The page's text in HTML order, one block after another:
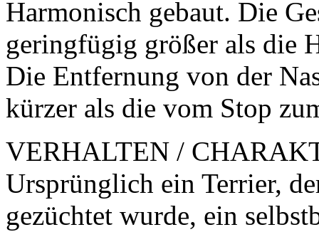
Harmonisch gebaut. Die
geringfügig größer als die
Die Entfernung von der
kürzer als die vom Stop
VERHALTEN /
Ursprünglich ein Terrier,
gezüchtet wurde, ein